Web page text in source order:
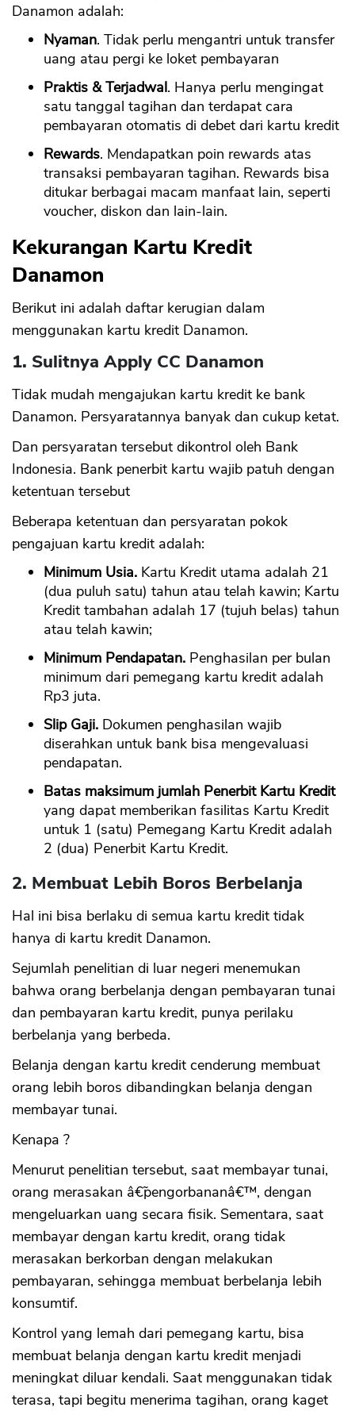
Danamon adalah:
Nyaman. Tidak perlu mengantri untuk transfer
uang atau pergi ke loket pembayaran
Praktis & Terjadwal. Hanya perlu mengingat
satu tanggal tagihan dan terdapat cara
pembayaran otomatis di debet dari kartu kredit
Rewards. Mendapatkan poin rewards atas
transaksi pembayaran tagihan. Rewards bisa
ditukar berbagai macam manfaat lain, seperti
voucher, diskon dan lain-lain.
Kekurangan Kartu Kredit
Danamon
Berikut ini adalah daftar kerugian dalam
menggunakan kartu kredit Danamon.
1. Sulitnya Apply CC Danamon
Tidak mudah mengajukan kartu kredit ke bank
Danamon. Persyaratannya banyak dan cukup ketat.
Dan persyaratan tersebut dikontrol oleh Bank
Indonesia. Bank penerbit kartu wajib patuh dengan
ketentuan tersebut
Beberapa ketentuan dan persyaratan pokok
pengajuan kartu kredit adalah:
Minimum Usia. Kartu Kredit utama adalah 21
(dua puluh satu) tahun atau telah kawin; Kartu
Kredit tambahan adalah 17 (tujuh belas) tahun
atau telah kawin;
Minimum Pendapatan. Penghasilan per bulan
minimum dari pemegang kartu kredit adalah
Rp3 juta.
Slip Gaji. Dokumen penghasilan wajib
diserahkan untuk bank bisa mengevaluasi
pendapatan.
Batas maksimum jumlah Penerbit Kartu Kredit
yang dapat memberikan fasilitas Kartu Kredit
untuk 1 (satu) Pemegang Kartu Kredit adalah
2 (dua) Penerbit Kartu Kredit.
2. Membuat Lebih Boros Berbelanja
Hal ini bisa berlaku di semua kartu kredit tidak
hanya di kartu kredit Danamon.
Sejumlah penelitian di luar negeri menemukan
bahwa orang berbelanja dengan pembayaran tunai
dan pembayaran kartu kredit, punya perilaku
berbelanja yang berbeda.
Belanja dengan kartu kredit cenderung membuat
orang lebih boros dibandingkan belanja dengan
membayar tunai.
Kenapa ?
Menurut penelitian tersebut, saat membayar tunai,
orang merasakan â€˜pengorbananâ€™, dengan
mengeluarkan uang secara fisik. Sementara, saat
membayar dengan kartu kredit, orang tidak
merasakan berkorban dengan melakukan
pembayaran, sehingga membuat berbelanja lebih
konsumtif.
Kontrol yang lemah dari pemegang kartu, bisa
membuat belanja dengan kartu kredit menjadi
meningkat diluar kendali. Saat menggunakan tidak
terasa, tapi begitu menerima tagihan, orang kaget